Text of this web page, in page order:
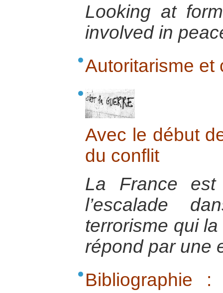
Looking at
involved in
Autoritarisme et
Avec le début
du conflit
La France
l’escalade
terrorisme qui
répond par une
Bibliographie